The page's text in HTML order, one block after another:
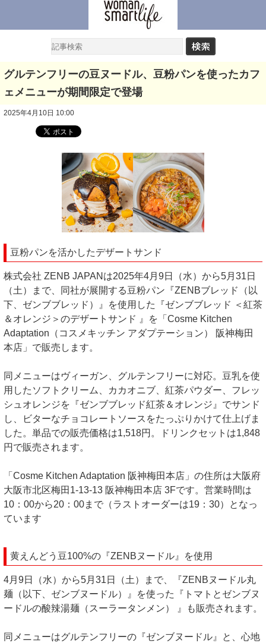
グルテンフリーの豆ヌードル、豆粉パンを使ったカフ
ェメニューが期間限定で登場
2025年4月10日 10:00
豆粉パンを活かしたデザートサンド
株式会社 ZENB JAPANは2025年4月9日（水）から5月31日
（土）まで、同社が展開する豆粉パン『ZENBブレッド（以
下、ゼンブブレッド）』を使用した『ゼンブブレッド ＜紅茶
＆オレンジ＞のデザートサンド 』を「Cosme Kitchen
Adaptation（コスメキッチン アダプテーション） 阪神梅田
本店」で販売します。
同メニューはヴィーガン、グルテンフリーに対応。豆乳を使
用したソフトクリーム、カカオニブ、紅茶パウダー、フレッ
シュオレンジを『ゼンブブレッド紅茶＆オレンジ』でサンド
し、ビターなチョコレートソースをたっぷりかけて仕上げま
した。単品での販売価格は1,518円。ドリンクセットは1,848
円で販売されます。
「Cosme Kitchen Adaptation 阪神梅田本店」の住所は大阪府
大阪市北区梅田1-13-13 阪神梅田本店 3Fです。営業時間は
10：00から20：00まで（ラストオーダーは19：30）となっ
ています
黄えんどう豆100%の『ZENBヌードル』を使用
4月9日（水）から5月31日（土）まで、『ZENBヌードル丸
麺（以下、ゼンブヌードル）』を使った『トマトとゼンブヌ
ードルの酸辣湯麺（スーラータンメン） 』も販売されます。
同メニューはグルテンフリーの『ゼンブヌードル』と、心地